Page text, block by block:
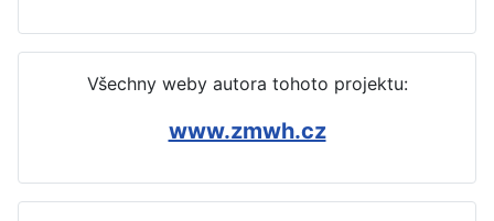
Všechny weby autora tohoto projektu:
www.zmwh.cz